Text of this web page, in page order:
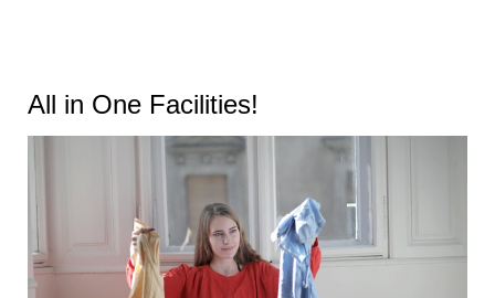
All in One Facilities!